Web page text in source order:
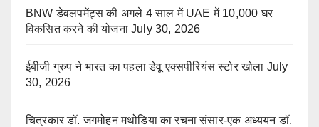
BNW डेवलपमेंट्स की अगले 4 साल में UAE में 10,000 घर
विकसित करने की योजना July 30, 2026
ईबीजी ग्रुप ने भारत का पहला डेवू एक्सपीरियंस स्टोर खोला July
30, 2026
चित्रकार डॉ. जगमोहन मथोडिया का रचना संसार-एक अध्ययन डॉ.